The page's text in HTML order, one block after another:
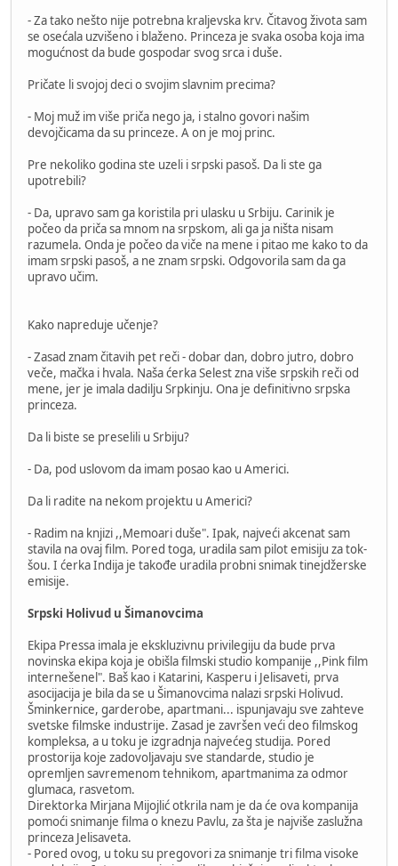
- Za tako nešto nije potrebna kraljevska krv. Čitavog života sam
se osećala uzvišeno i blaženo. Princeza je svaka osoba koja ima
mogućnost da bude gospodar svog srca i duše.
Pričate li svojoj deci o svojim slavnim precima?
- Moj muž im više priča nego ja, i stalno govori našim
devojčicama da su princeze. A on je moj princ.
Pre nekoliko godina ste uzeli i srpski pasoš. Da li ste ga
upotrebili?
- Da, upravo sam ga koristila pri ulasku u Srbiju. Carinik je
počeo da priča sa mnom na srpskom, ali ga ja ništa nisam
razumela. Onda je počeo da viče na mene i pitao me kako to da
imam srpski pasoš, a ne znam srpski. Odgovorila sam da ga
upravo učim.
Kako napreduje učenje?
- Zasad znam čitavih pet reči - dobar dan, dobro jutro, dobro
veče, mačka i hvala. Naša ćerka Selest zna više srpskih reči od
mene, jer je imala dadilju Srpkinju. Ona je definitivno srpska
princeza.
Da li biste se preselili u Srbiju?
- Da, pod uslovom da imam posao kao u Americi.
Da li radite na nekom projektu u Americi?
- Radim na knjizi ,,Memoari duše". Ipak, najveći akcenat sam
stavila na ovaj film. Pored toga, uradila sam pilot emisiju za tok-
šou. I ćerka Indija je takođe uradila probni snimak tinejdžerske
emisije.
Srpski Holivud u Šimanovcima
Ekipa Pressa imala je ekskluzivnu privilegiju da bude prva
novinska ekipa koja je obišla filmski studio kompanije ,,Pink film
internešenel". Baš kao i Katarini, Kasperu i Jelisaveti, prva
asocijacija je bila da se u Šimanovcima nalazi srpski Holivud.
Šminkernice, garderobe, apartmani... ispunjavaju sve zahteve
svetske filmske industrije. Zasad je završen veći deo filmskog
kompleksa, a u toku je izgradnja najvećeg studija. Pored
prostorija koje zadovoljavaju sve standarde, studio je
opremljen savremenom tehnikom, apartmanima za odmor
glumaca, rasvetom.
Direktorka Mirjana Mijojlić otkrila nam je da će ova kompanija
pomoći snimanje filma o knezu Pavlu, za šta je najviše zaslužna
princeza Jelisaveta.
- Pored ovog, u toku su pregovori za snimanje tri filma visoke